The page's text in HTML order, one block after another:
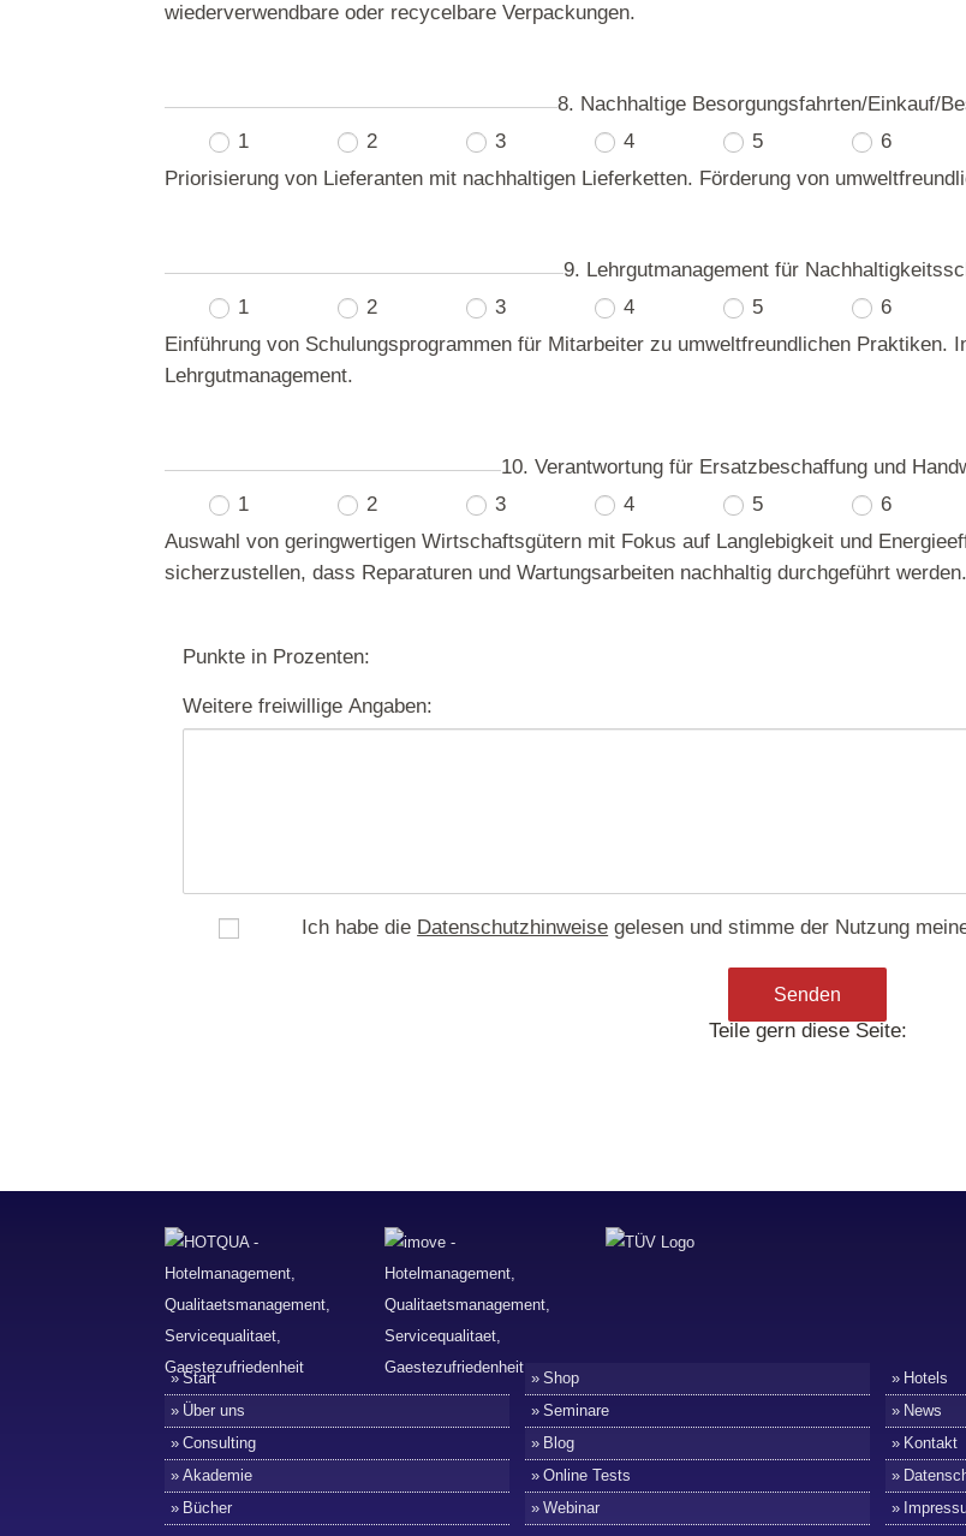
wiederverwendbare oder recycelbare Verpackungen.
8. Nachhaltige Besorgungsfahrten/Einkauf/
1
2 3 4 5 6
Priorisierung von Lieferanten mit nachhaltigen Lieferketten. Förderung von
9. Lehrgutmanagement für
1
2 3 4 5 6
Einführung von Schulungsprogrammen für Mitarbeiter zu umweltfreundlichen Praktiken.
Lehrgutmanagement.
10. Verantwortung für Ersatzbeschaffung und
1
2 3 4 5 6
Auswahl von geringwertigen Wirtschaftsgütern mit Fokus auf Langlebigkeit und
sicherzustellen, dass Reparaturen und Wartungsarbeiten nachhaltig durchgeführt werden.
Punkte in Prozenten:
Weitere freiwillige Angaben:
Ich habe die Datenschutzhinweise gelesen und stimme der Nutzung
Teile gern diese Seite:
Start
Über uns
Consulting
Akademie
Bücher
Shop
Seminare
Blog
Online Tests
Webinar
Hotels
News
Kontakt